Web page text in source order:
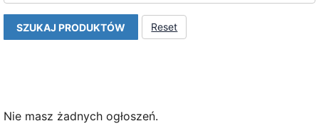
SZUKAJ PRODUKTÓW Reset
Nie masz żadnych ogłoszeń.